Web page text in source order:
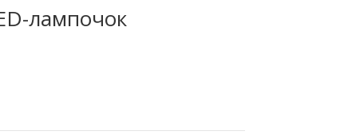
лампочок